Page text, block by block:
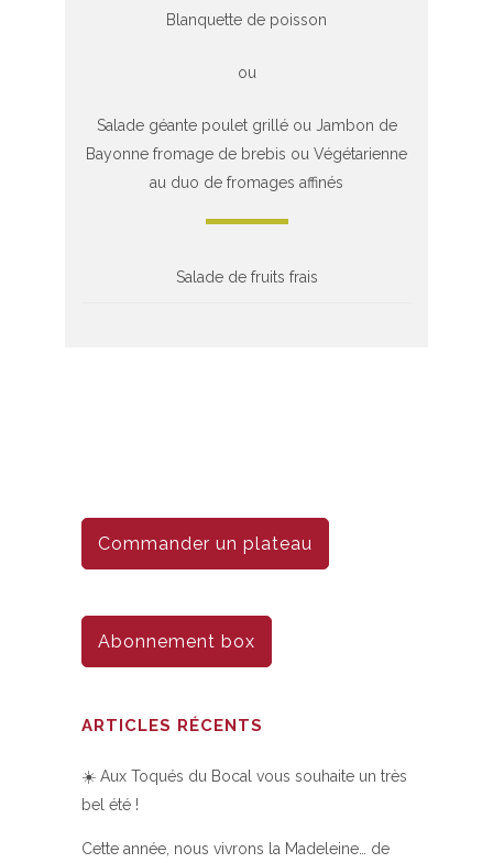
Blanquette de poisson
ou
Salade géante poulet grillé ou Jambon de
Bayonne fromage de brebis ou Végétarienne
au duo de fromages affinés
Salade de fruits frais
Commander un plateau
Abonnement box
ARTICLES RÉCENTS
☀️ Aux Toqués du Bocal vous souhaite un très
bel été !
Cette année, nous vivrons la Madeleine… de